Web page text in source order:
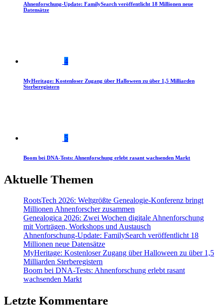
Ahnenforschung-Update: FamilySearch veröffentlicht 18 Millionen neue
Datensätze
4
MyHeritage: Kostenloser Zugang über Halloween zu über 1,5 Milliarden
Sterberegistern
5
Boom bei DNA-Tests: Ahnenforschung erlebt rasant wachsenden Markt
Aktuelle Themen
RootsTech 2026: Weltgrößte Genealogie-Konferenz bringt
Millionen Ahnenforscher zusammen
Genealogica 2026: Zwei Wochen digitale Ahnenforschung
mit Vorträgen, Workshops und Austausch
Ahnenforschung-Update: FamilySearch veröffentlicht 18
Millionen neue Datensätze
MyHeritage: Kostenloser Zugang über Halloween zu über 1,5
Milliarden Sterberegistern
Boom bei DNA-Tests: Ahnenforschung erlebt rasant
wachsenden Markt
Letzte Kommentare